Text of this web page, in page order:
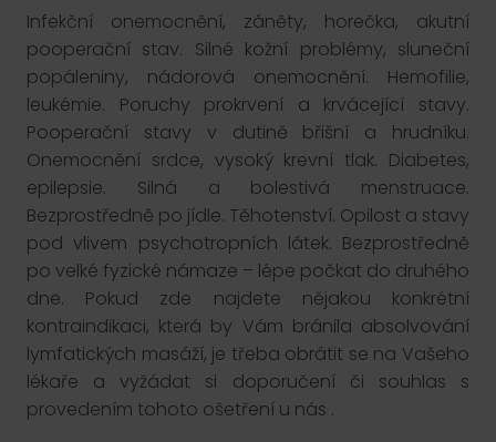
Infekční onemocnění, záněty, horečka, akutní
pooperační stav. Silné kožní problémy, sluneční
popáleniny, nádorová onemocnění. Hemofilie,
leukémie. Poruchy prokrvení a krvácející stavy.
Pooperační stavy v dutině břišní a hrudníku.
Onemocnění srdce, vysoký krevní tlak. Diabetes,
epilepsie. Silná a bolestivá menstruace.
Bezprostředně po jídle. Těhotenství. Opilost a stavy
pod vlivem psychotropních látek. Bezprostředně
po velké fyzické námaze – lépe počkat do druhého
dne. Pokud zde najdete nějakou konkrétní
kontraindikaci, která by Vám bránila absolvování
lymfatických masáží, je třeba obrátit se na Vašeho
lékaře a vyžádat si doporučení či souhlas s
provedením tohoto ošetření u nás .